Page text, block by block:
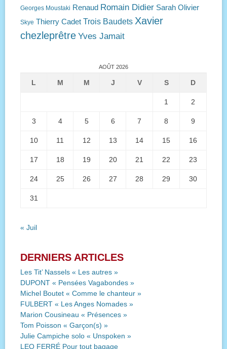
Georges Moustaki Renaud Romain Didier Sarah Olivier
Skye Thierry Cadet Trois Baudets Xavier
chezleprêtre Yves Jamait
AOÛT 2026
L M M J V S D
1 2
3 4 5 6 7 8 9
10 11 12 13 14 15 16
17 18 19 20 21 22 23
24 25 26 27 28 29 30
31
« Juil
DERNIERS ARTICLES
Les Tit’ Nassels « Les autres »
DUPONT « Pensées Vagabondes »
Michel Boutet « Comme le chanteur »
FULBERT « Les Anges Nomades »
Marion Cousineau « Présences »
Tom Poisson « Garçon(s) »
Julie Campiche solo « Unspoken »
LEO FERRÉ Pour tout bagage